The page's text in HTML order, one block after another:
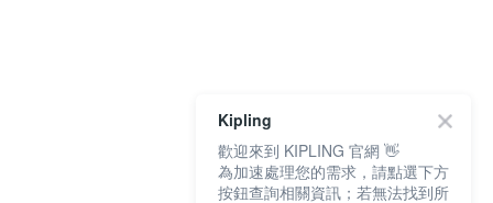
Kipling
歡迎來到 KIPLING 官網 👋
為加速處理您的需求，請點選下方
按鈕查詢相關資訊；若無法找到所